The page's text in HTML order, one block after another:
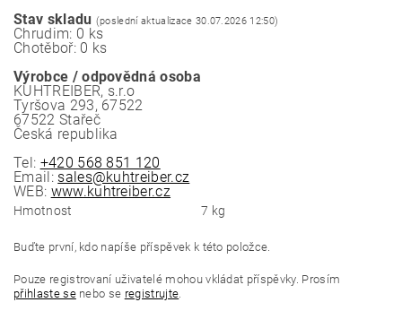
Stav skladu (poslední aktualizace 30.07.2026 12:50)
Chrudim: 0 ks
Chotěboř: 0 ks
Výrobce / odpovědná osoba
KUHTREIBER, s.r.o
Tyršova 293, 67522
67522 Stařeč
Česká republika
Tel: +420 568 851 120
Email: sales@kuhtreiber.cz
WEB: www.kuhtreiber.cz
Hmotnost 7 kg
Buďte první, kdo napíše příspěvek k této položce.
Pouze registrovaní uživatelé mohou vkládat příspěvky. Prosím
přihlaste senebo se registrujte.